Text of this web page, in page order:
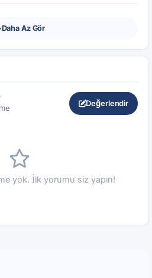
Daha Az Gör
Değerlendir
yok. İlk yorumu siz yapın!